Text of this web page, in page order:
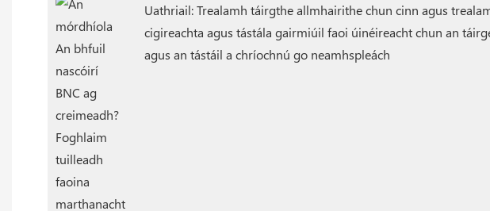
Uathriail: Trealamh táirgthe allmhairithe chun cinn agus
cigireachta agus tástála gairmiúil faoi úinéireacht chun an
agus an tástáil a chríochnú go neamhspleách